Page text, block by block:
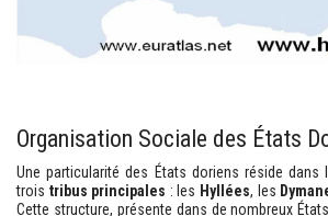
Organisation Sociale des États
Une particularité des États doriens réside dans
trois tribus principales : les Hyllées, les
Cette structure, présente dans de nombreux